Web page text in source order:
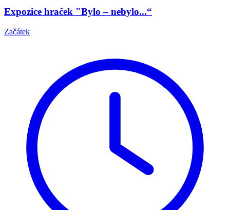
Expozice hraček "Bylo – nebylo...“
Začátek